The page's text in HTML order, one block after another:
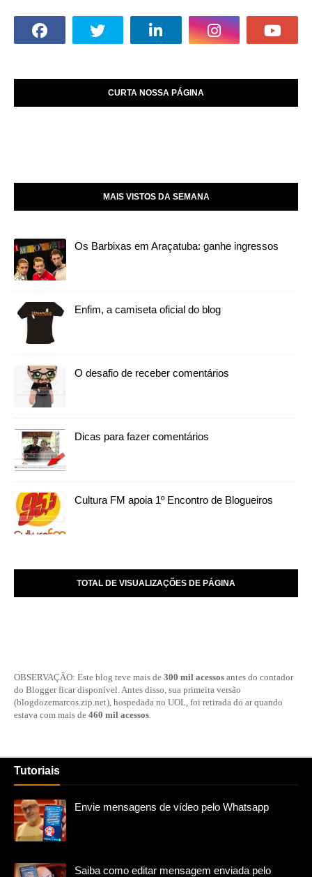
CURTA NOSSA PÁGINA
MAIS VISTOS DA SEMANA
Os Barbixas em Araçatuba: ganhe ingressos
Enfim, a camiseta oficial do blog
O desafio de receber comentários
Dicas para fazer comentários
Cultura FM apoia 1º Encontro de Blogueiros
TOTAL DE VISUALIZAÇÕES DE PÁGINA
OBSERVAÇÃO: Este blog teve mais de 300 mil acessos antes do contador
do Blogger ficar disponível. Antes disso, sua primeira versão
(blogdozemarcos.zip.net), hospedada no UOL, foi retirada do ar quando
estava com mais de 460 mil acessos
Tutoriais
Envie mensagens de vídeo pelo Whatsapp
Saiba como editar mensagem enviada pelo